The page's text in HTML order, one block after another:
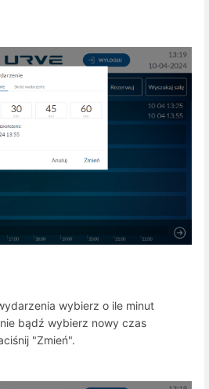
wybierz o ile minut
bądź wybierz nowy czas
"Zmień".